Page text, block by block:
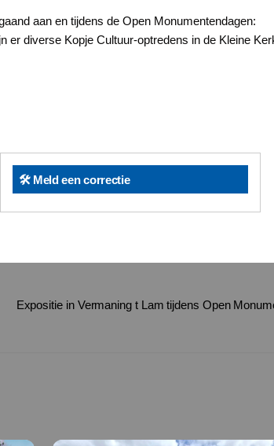
aan en tijdens de Open Monumentendagen:
er diverse Kopje Cultuur-optredens in de Kleine
🛠️ Meld een correctie
Expositie in Vermaning t Lam tijdens Open